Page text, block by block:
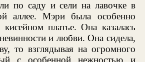
по саду и сели на лавочке в
аллее. Мэри была особенно
платье. Она казалась
и любви. Она сидела,
то взглядывая на огромного
с особенной нежностью и